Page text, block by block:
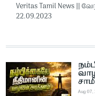
Veritas Tamil News ||
22.09.2023
Aug 07,